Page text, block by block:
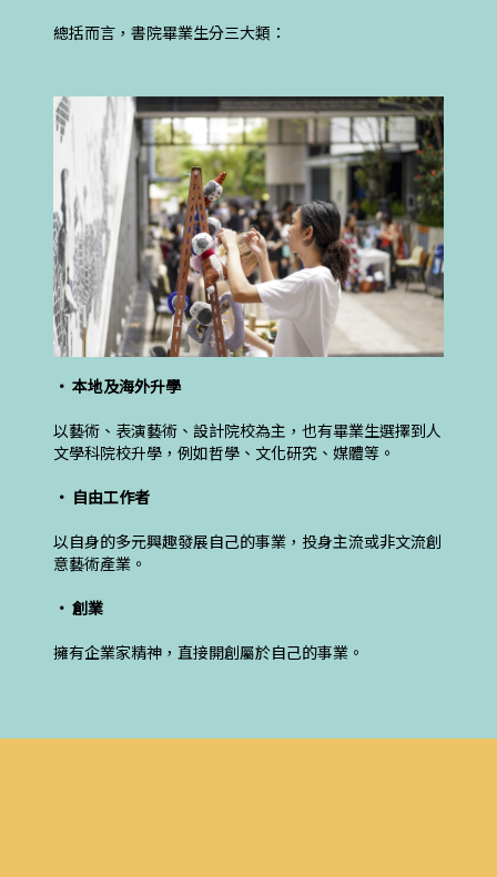
總括而言，書院畢業生分三大類：
• 本地及海外升學
以藝術、表演藝術、設計院校為主，也有畢業生選擇到人
文學科院校升學，例如哲學、文化研究、媒體等。
• 自由工作者
以自身的多元興趣發展自己的事業，投身主流或非文流創
意藝術產業。
• 創業
擁有企業家精神，直接開創屬於自己的事業。